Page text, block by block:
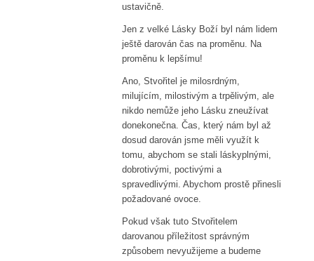
ustavičně.
Jen z velké Lásky Boží byl nám lidem
ještě darován čas na proměnu. Na
proměnu k lepšímu!
Ano, Stvořitel je milosrdným,
milujícím, milostivým a trpělivým, ale
nikdo nemůže jeho Lásku zneužívat
donekonečna. Čas, který nám byl až
dosud darován jsme měli využít k
tomu, abychom se stali láskyplnými,
dobrotivými, poctivými a
spravedlivými. Abychom prostě přinesli
požadované ovoce.
Pokud však tuto Stvořitelem
darovanou příležitost správným
způsobem nevyužijeme a budeme